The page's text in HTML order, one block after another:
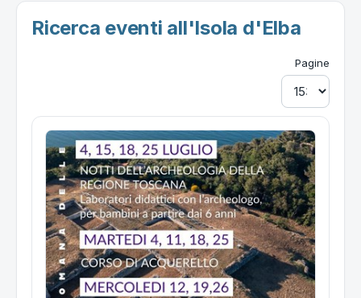
Ricerca eventi all'Isola d'Elba
Pagine